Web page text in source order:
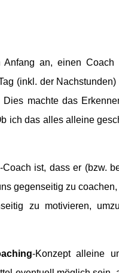
Anfang an, einen
(inkl. der
machte das
ich das alles alleine
ist, dass er (bzw.
gegenseitig zu
zu motivieren,
-Konzept alleine